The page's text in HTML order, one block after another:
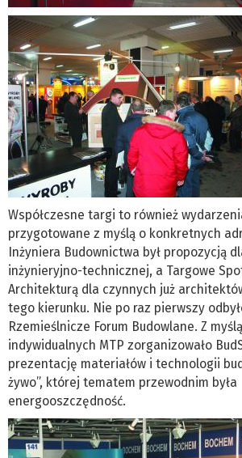
Współczesne targi to również
przygotowane z myślą o konkretnych
Inżyniera Budownictwa był propozycją
inżynieryjno-technicznej, a Targowe
Architekturą dla czynnych już
tego kierunku. Nie po raz pierwszy
Rzemieślnicze Forum Budowlane. Z
indywidualnych MTP zorganizowało
prezentację materiałów i technologii
żywo”, której tematem przewodnim była
energooszczędność.